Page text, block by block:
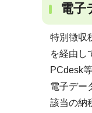
電子
特別徴収
を経由し
PCdesk
電子デー
該当の納